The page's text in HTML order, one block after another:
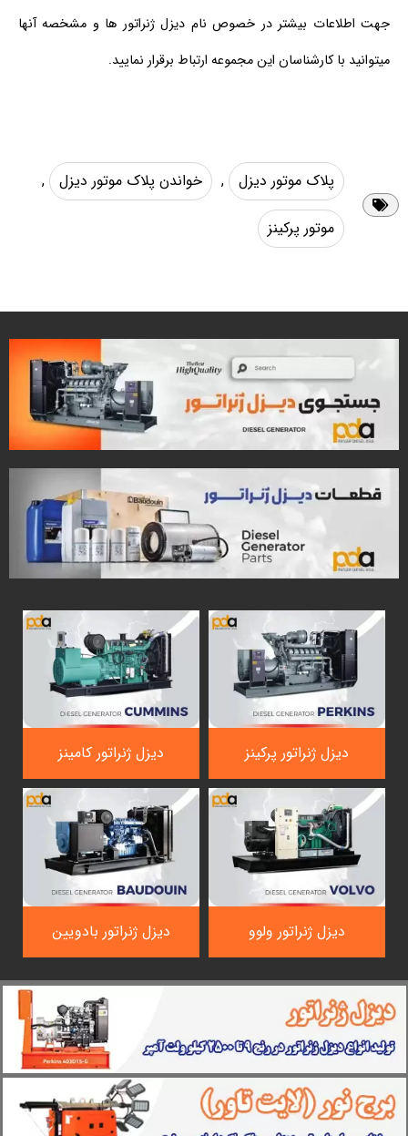
جهت اطلاعات بیشتر در خصوص نام دیزل ژنراتور ها و مشخصه آنها
میتوانید با کارشناسان این مجموعه ارتباط برقرار نمایید.
پلاک موتور دیزل , خواندن پلاک موتور دیزل ,
موتور پرکینز
دیزل ژنراتور پرکینز دیزل ژنراتور کامینز
دیزل ژنراتور ولوو دیزل ژنراتور بادویین